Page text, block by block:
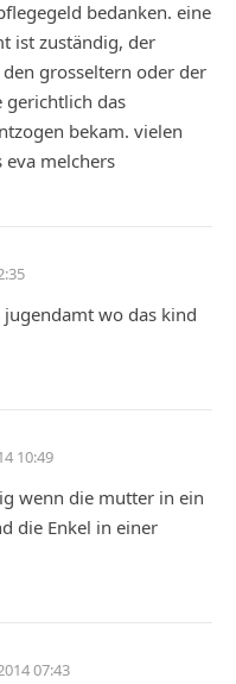
bedanken. eine
ist zuständig, der
grosseltern oder der
gerichtlich das
bekam. vielen
melchers
wo das kind
10:49
wenn die mutter in ein
die Enkel in einer
07:43